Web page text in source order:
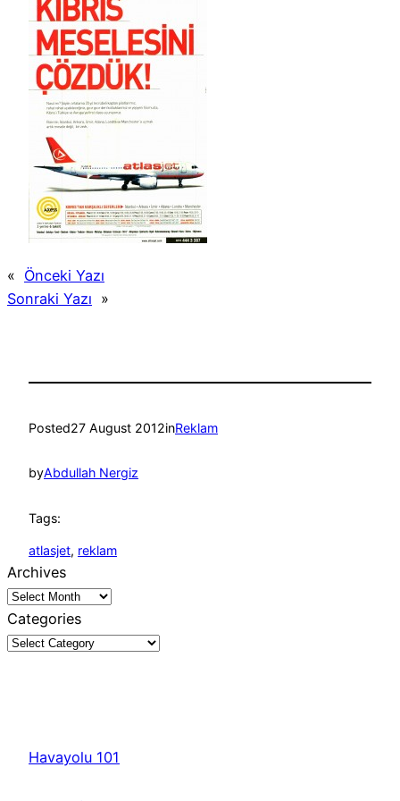
« Önceki Yazı
Sonraki Yazı »
Posted27 August 2012inReklam
byAbdullah Nergiz
Tags:
atlasjet, reklam
Archives
Categories
Havayolu 101